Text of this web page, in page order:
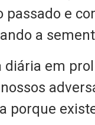
passado e
a
em
porque